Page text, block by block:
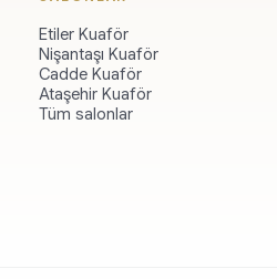
Etiler Kuaför
Nişantaşı Kuaför
Cadde Kuaför
Ataşehir Kuaför
Tüm salonlar